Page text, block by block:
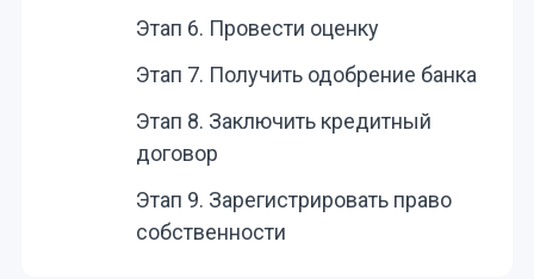
Этап 6. Провести оценку
Этап 7. Получить одобрение банка
Этап 8. Заключить кредитный
договор
Этап 9. Зарегистрировать право
собственности